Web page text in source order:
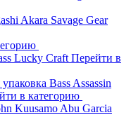
Akara Savage Gear
Lucky Craft Перейти в
упаковка Bass Assassin
в категорию
Kuusamo Abu Garcia